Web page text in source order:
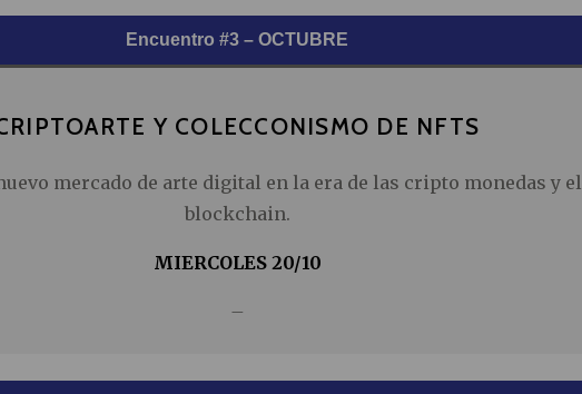
Encuentro #3 – OCTUBRE
Y COLECCONISMO DE NFTS
mercado de arte digital en la era de las cripto monedas y el
blockchain.
MIERCOLES 20/10
–